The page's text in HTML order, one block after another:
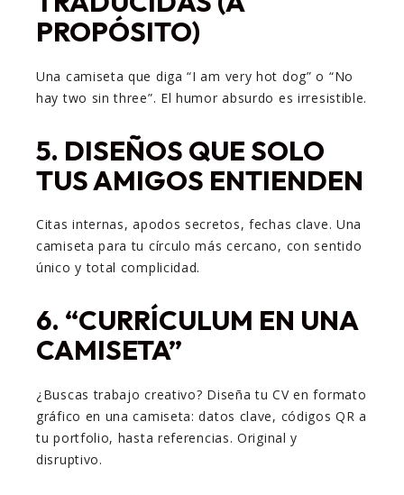
PROPÓSITO)
Una camiseta que diga “I am very hot dog” o “No
hay two sin three”. El humor absurdo es irresistible.
5. DISEÑOS QUE SOLO
TUS AMIGOS ENTIENDEN
Citas internas, apodos secretos, fechas clave. Una
camiseta para tu círculo más cercano, con sentido
único y total complicidad.
6. “CURRÍCULUM EN UNA
CAMISETA”
¿Buscas trabajo creativo? Diseña tu CV en formato
gráfico en una camiseta: datos clave, códigos QR a
tu portfolio, hasta referencias. Original y
disruptivo.